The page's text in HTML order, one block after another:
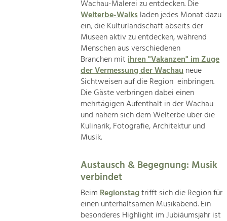
Wachau-Malerei zu entdecken. Die
Welterbe-Walksladen jedes Monat dazu
ein, die Kulturlandschaft abseits der
Museen aktiv zu entdecken, während
Menschen aus verschiedenen
Branchen mitihren "Vakanzen" im Zuge
der Vermessung der Wachauneue
Sichtweisen auf die Region einbringen.
Die Gäste verbringen dabei einen
mehrtägigen Aufenthalt in der Wachau
und nähern sich dem Welterbe über die
Kulinarik, Fotografie, Architektur und
Musik.
Austausch & Begegnung: Musik
verbindet
BeimRegionstagtrifft sich die Region für
einen unterhaltsamen Musikabend. Ein
besonderes Highlight im Jubiäumsjahr ist